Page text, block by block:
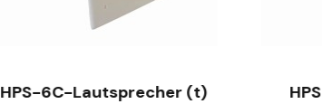
HPS-6C-Lautsprecher (t)